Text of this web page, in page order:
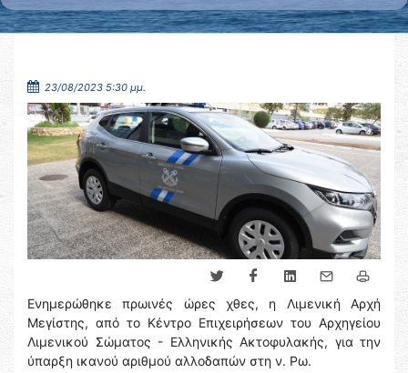
23/08/2023 5:30 μμ.
Ενημερώθηκε πρωινές ώρες χθες, η Λιμενική Αρχή
Μεγίστης, από το Κέντρο Επιχειρήσεων του Αρχηγείου
Λιμενικού Σώματος - Ελληνικής Ακτοφυλακής, για την
ύπαρξη ικανού αριθμού αλλοδαπών στη ν. Ρω.